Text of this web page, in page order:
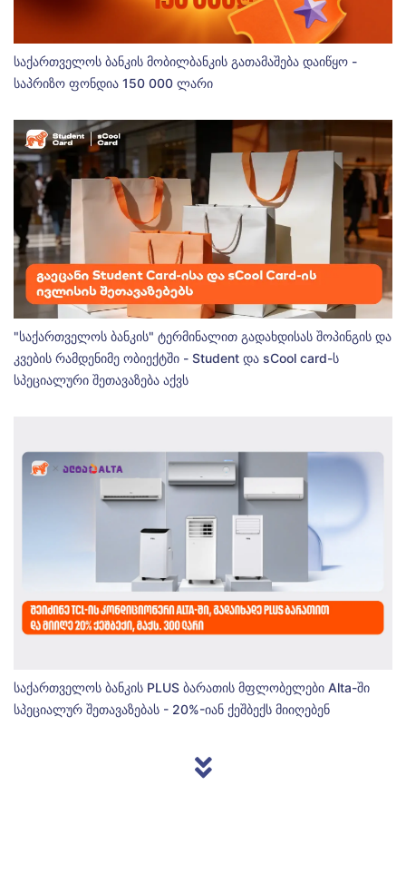
საქართველოს ბანკის მობილბანკის გათამაშება დაიწყო -
საპრიზო ფონდია 150 000 ლარი
"საქართველოს ბანკის" ტერმინალით გადახდისას შოპინგის და
კვების რამდენიმე ობიექტში - Student და sCool card-ს
სპეციალური შეთავაზება აქვს
საქართველოს ბანკის PLUS ბარათის მფლობელები Alta-ში
სპეციალურ შეთავაზებას - 20%-იან ქეშბექს მიიღებენ